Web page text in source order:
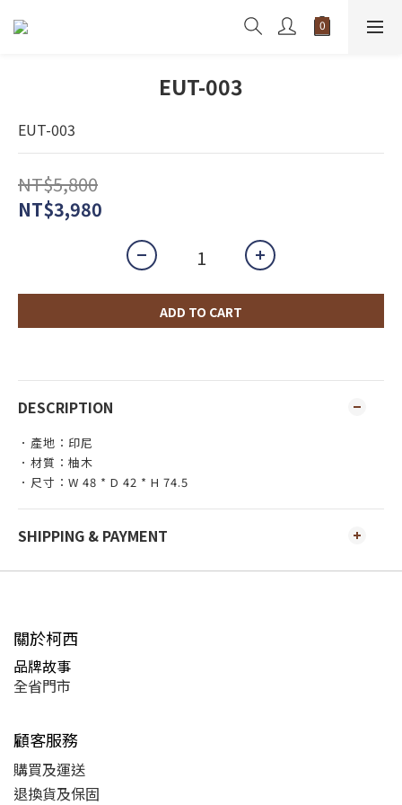
EUT-003
EUT-003
NT$5,800
NT$3,980
ADD TO CART
DESCRIPTION
．產地：印尼
．材質：柚木
．尺寸：W 48 * D 42 * H 74.5
SHIPPING & PAYMENT
關於柯西
品牌故事
全省門市
顧客服務
購買及運送
退換貨及保固